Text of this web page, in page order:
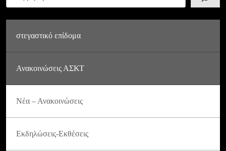
στεγαστικό επίδομα
Ανακοινώσεις ΑΣΚΤ
Νέα – Ανακοινώσεις
Εκδηλώσεις-Εκθέσεις